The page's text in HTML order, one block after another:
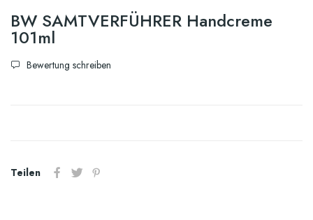
BW SAMTVERFÜHRER Handcreme
101ml
Bewertung schreiben
Teilen